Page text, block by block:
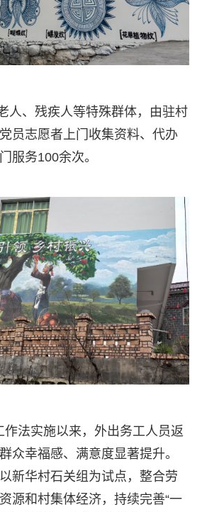
人、残疾人等特殊群体，由驻村
员志愿者上门收集资料、代办
服务100余次。
作法实施以来，外出务工人员返
众幸福感、满意度显著提升。
新华村石关组为试点，整合劳
源和村集体经济，持续完善“一